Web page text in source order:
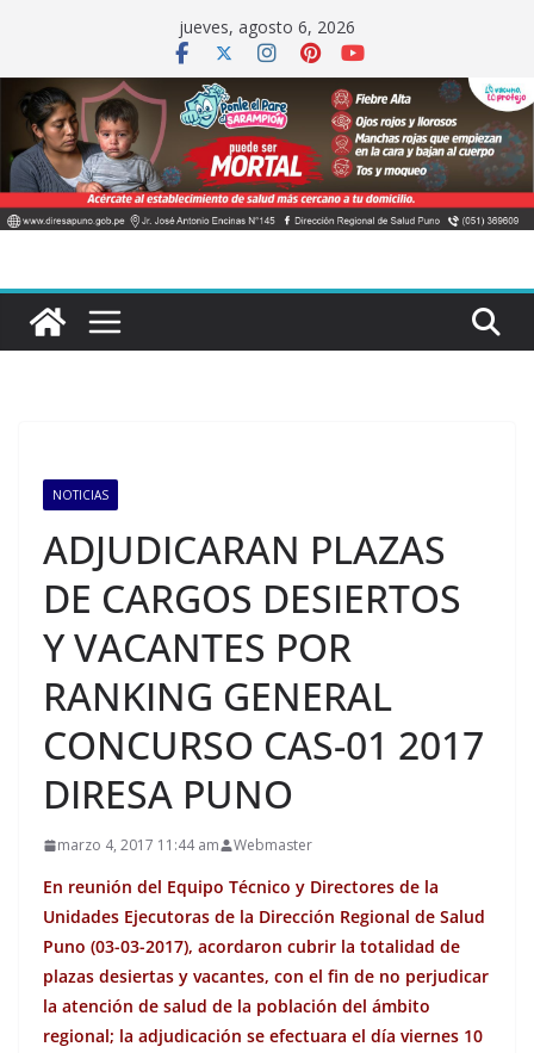
contenido
jueves, agosto 6, 2026
NOTICIAS
ADJUDICARAN PLAZAS
DE CARGOS DESIERTOS
Y VACANTES POR
RANKING GENERAL
CONCURSO CAS-01 2017
DIRESA PUNO
marzo 4, 2017 11:44 am Webmaster
En reunión del Equipo Técnico y Directores de la
Unidades Ejecutoras de la Dirección Regional de Salud
Puno (03-03-2017), acordaron cubrir la totalidad de
plazas desiertas y vacantes, con el fin de no perjudicar
la atención de salud de la población del ámbito
regional; la adjudicación se efectuara el día viernes 10